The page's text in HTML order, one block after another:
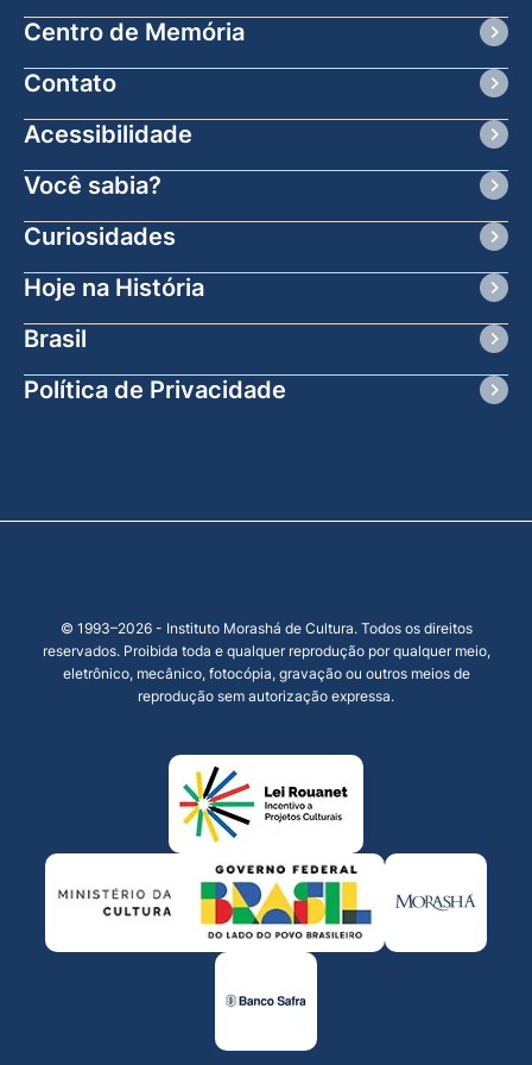
Centro de Memória
Contato
Acessibilidade
Você sabia?
Curiosidades
Hoje na História
Brasil
Política de Privacidade
© 1993–2026 - Instituto Morashá de Cultura. Todos os direitos
reservados. Proibida toda e qualquer reprodução por qualquer meio,
eletrônico, mecânico, fotocópia, gravação ou outros meios de
reprodução sem autorização expressa.